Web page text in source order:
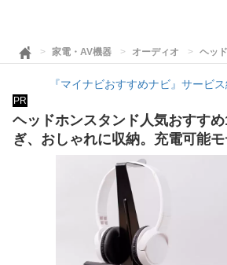
家電・AV機器 オーディオ ヘッ
『マイナビおすすめナビ』サービ
PR
ヘッドホンスタンド人気おすす
ぎ、おしゃれに収納。充電可能モ